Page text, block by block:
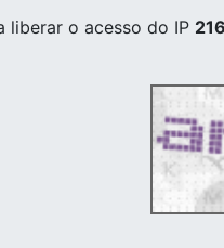
liberar o acesso do IP